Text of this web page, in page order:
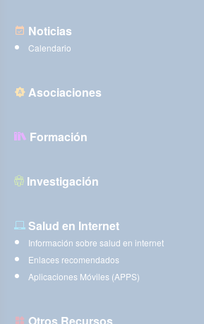
Noticias
Calendario
Asociaciones
Formación
Investigación
Salud en Internet
Información sobre salud en internet
Enlaces recomendados
Aplicaciones Móviles (APPS)